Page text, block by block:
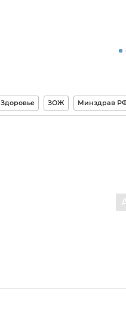
Здоровье ЗОЖ Минздрав